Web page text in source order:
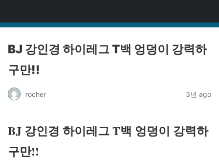
BJ 강인경 하이레그 T백 엉덩이 강력하
구만!!
rocher 3년 ago
BJ 강인경 하이레그 T백 엉덩이 강력하
구만!!